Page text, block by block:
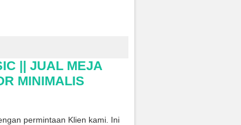
|| JUAL MEJA
MINIMALIS
permintaan Klien kami. Ini